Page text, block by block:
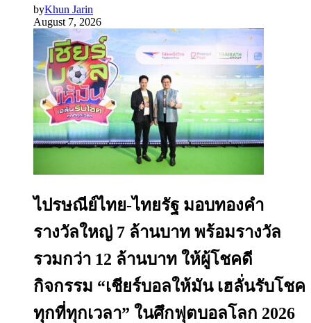
byKhun Jarin
August 7, 2026
ไปรษณีย์ไทย-ไทยรัฐ มอบทองคำ
รางวัลใหญ่ 7 ล้านบาท พร้อมรางวัล
รวมกว่า 12 ล้านบาท ให้ผู้โชคดี
กิจกรรม “เชียร์บอลให้มัน เฮลั่นรับโชค
ทุกที่ทุกเวลา” ในศึกฟุตบอลโลก 2026